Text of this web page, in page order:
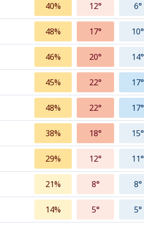
40% 12° 6°
48% 17° 10°
46% 20° 14°
45% 22° 17°
48% 22° 17°
38% 18° 15°
29% 12° 11°
21% 8° 8°
14% 5° 5°